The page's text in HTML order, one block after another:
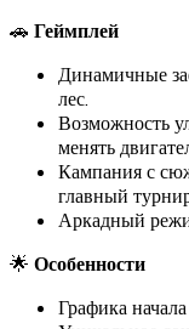
🚗 Геймплей
Динамичные
лес.
Возможность
менять
Кампания с
главный
Аркадный
🌟 Особенности
Графика